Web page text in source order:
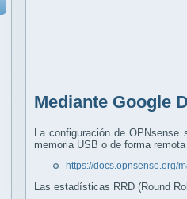
Mediante Google
La configuración de
memoria USB o de forma
https://docs.opnsense.org/
Las estadísticas RRD (Round